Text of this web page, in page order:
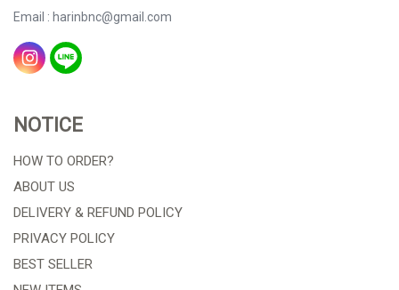
Email : harinbnc@gmail.com
NOTICE
HOW TO ORDER?
ABOUT US
DELIVERY & REFUND POLICY
PRIVACY POLICY
BEST SELLER